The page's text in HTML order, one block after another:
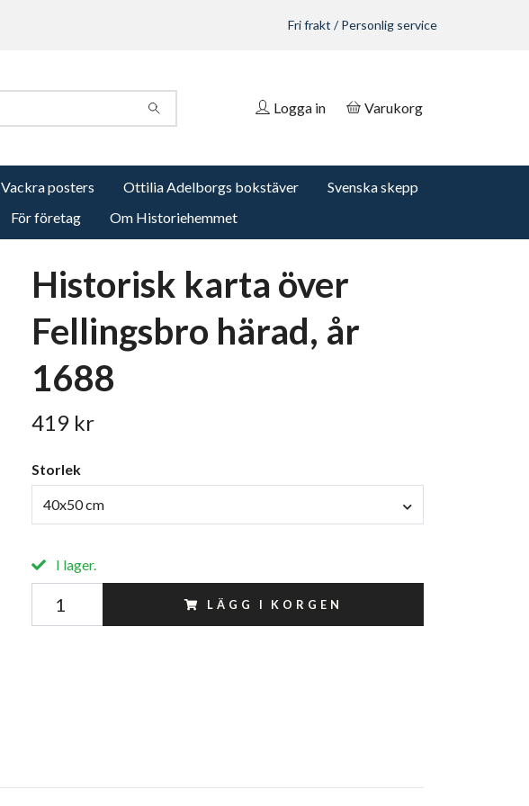
Fri frakt / Personlig service
Logga in Varukorg
Vackra posters Ottilia Adelborgs bokstäver
Svenska skepp
För företag Om Historiehemmet
Historisk karta över
Fellingsbro härad, år
1688
419 kr
Storlek
40x50 cm
I lager.
LÄGG I KORGEN